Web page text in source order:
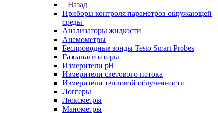
Назад
Приборы контроля параметров окружающей
среды
Анализаторы жидкости
Анемометры
Беспроводные зонды Testo Smart Probes
Газоанализаторы
Измерители pH
Измерители светового потока
Измерители тепловой облученности
Логгеры
Люксметры
Манометры